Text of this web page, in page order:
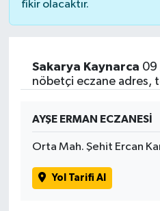
fikir olacaktır.
Sakarya Kaynarca 09
nöbetçi eczane adres,
AYŞE ERMAN ECZANESİ
Orta Mah. Şehit Ercan
Yol Tarifi Al